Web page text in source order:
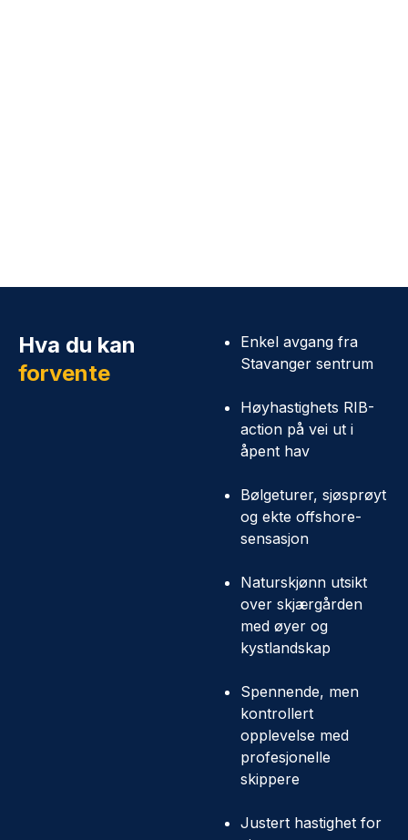
Hva du kan
forvente
Enkel avgang fra
Stavanger sentrum
Høyhastighets RIB-
action på vei ut i
åpent hav
Bølgeturer, sjøsprøyt
og ekte offshore-
sensasjon
Naturskjønn utsikt
over skjærgården
med øyer og
kystlandskap
Spennende, men
kontrollert
opplevelse med
profesjonelle
skippere
Justert hastighet for